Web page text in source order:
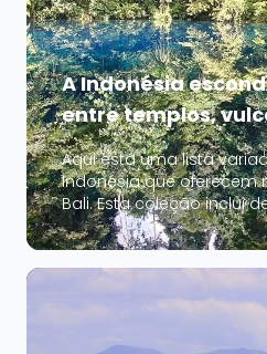
A Indonésia
entre templos,
Aqui está uma lista
Indonésia que oferecem
Bali. Esta coleção inclui
conhecidos, ilhas com
também lugares menos
quem quer explorar a
arquipélago. Desde os